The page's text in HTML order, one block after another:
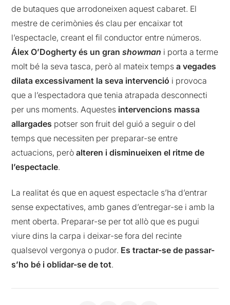
de butaques que arrodoneixen aquest cabaret. El
mestre de cerimònies és clau per encaixar tot
l’espectacle, creant el fil conductor entre números.
Álex O’Dogherty és un granshowman i porta a terme
molt bé la seva tasca, però al mateix tempsa vegades
dilata excessivament la seva intervenció i provoca
que a l’espectadora que tenia atrapada desconnecti
per uns moments. Aquestes intervencions massa
allargades potser son fruit del guió a seguir o del
temps que necessiten per preparar-se entre
actuacions, peròalteren i disminueixen el ritme de
l’espectacle.
La realitat és que en aquest espectacle s’ha d’entrar
sense expectatives, amb ganes d’entregar-se i amb la
ment oberta. Preparar-se per tot allò que es pugui
viure dins la carpa i deixar-se fora del recinte
qualsevol vergonya o pudor. Es tractar-se de passar-
s’ho bé i oblidar-se de tot.